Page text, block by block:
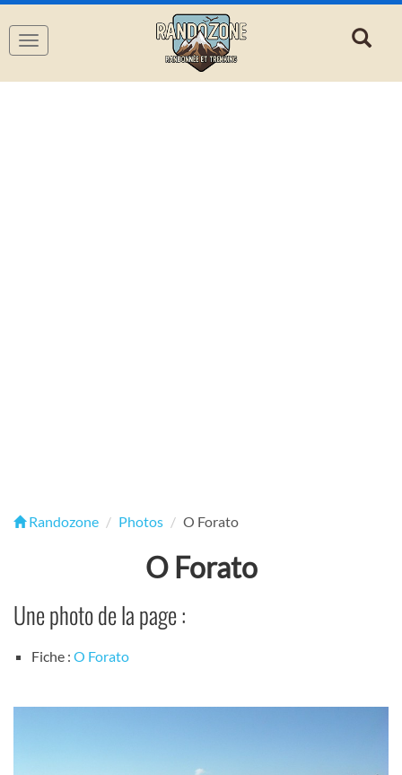
Navigation
Randozone Photos O Forato
O Forato
Une photo de la page :
Fiche : O Forato